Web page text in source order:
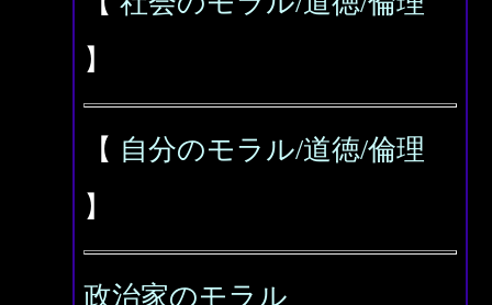
】
【 自分のモラル/道徳/倫理
】
政治家のモラル